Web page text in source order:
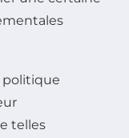
politique
telles